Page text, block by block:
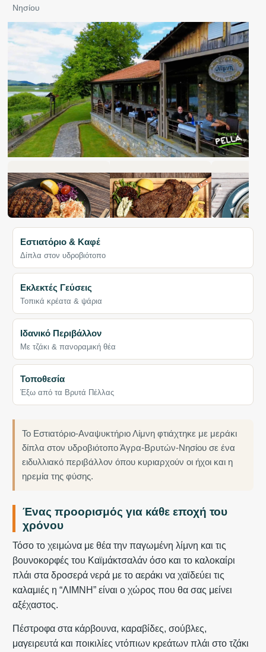
Νησίου
Εστιατόριο & Καφέ
Δίπλα στον υδροβιότοπο
Εκλεκτές Γεύσεις
Τοπικά κρέατα & ψάρια
Ιδανικό Περιβάλλον
Με τζάκι & πανοραμική θέα
Τοποθεσία
Έξω από τα Βρυτά Πέλλας
Το Εστιατόριο-Αναψυκτήριο Λίμνη φτιάχτηκε με μεράκι
δίπλα στον υδροβιότοπο Άγρα-Βρυτών-Νησίου σε ένα
ειδυλλιακό περιβάλλον όπου κυριαρχούν οι ήχοι και η
ηρεμία της φύσης.
Ένας προορισμός για κάθε εποχή του
χρόνου
Τόσο το χειμώνα με θέα την παγωμένη λίμνη και τις
βουνοκορφές του Καϊμάκτσαλάν όσο και το καλοκαίρι
πλάι στα δροσερά νερά με το αεράκι να χαϊδεύει τις
καλαμιές η “ΛΙΜΝΗ” είναι ο χώρος που θα σας μείνει
αξέχαστος.
Πέστροφα στα κάρβουνα, καραβίδες, σούβλες,
μαγειρευτά και ποικιλίες ντόπιων κρεάτων πλάι στο τζάκι